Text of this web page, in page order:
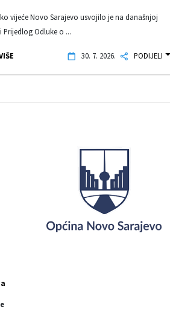
vijeće Novo Sarajevo usvojilo je na današnjoj
Prijedlog Odluke o ...
30. 7. 2026. PODIJELI